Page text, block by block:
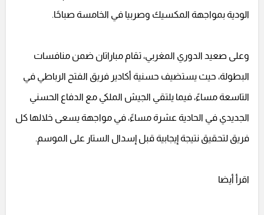
الودية بمواجهة المكسيك وصربيا في الخامسة صباحًا.
وعلى صعيد الدوري المغربي، تقام مباراتان ضمن منافسات
البطولة، حيث يستضيف حسنية أكادير فريق الفتح الرباطي في
التاسعة مساءً، فيما يلتقي الجيش الملكي مع الدفاع الحسني
الجديدي في الحادية عشرة مساءً، في مواجهة يسعى خلالها كل
فريق لتحقيق نتيجة إيجابية قبل إسدال الستار على الموسم.
اقرأ أيضا